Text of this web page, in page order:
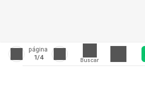
página
1/4 Buscar